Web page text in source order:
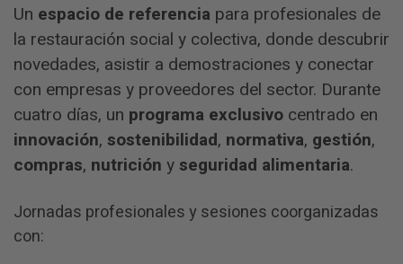
Un espacio de referencia para profesionales de
la restauración social y colectiva, donde descubrir
novedades, asistir a demostraciones y conectar
con empresas y proveedores del sector. Durante
cuatro días, un programa exclusivo centrado en
innovación, sostenibilidad, normativa, gestión,
compras, nutrición yseguridad alimentaria.
Jornadas profesionales y sesiones coorganizadas
con: